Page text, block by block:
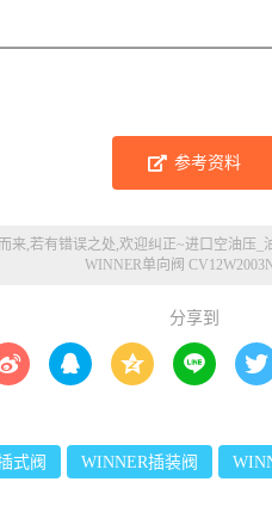
参考资料
来,若有错误之处,欢迎纠正~进口空油压_
WINNER单向阀
分享到
   
式阀 WINNER插装阀